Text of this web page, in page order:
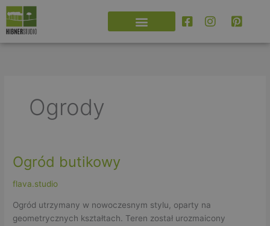
Przejdź
do
treści
Ogrody
Ogród butikowy
flava.studio
Ogród utrzymany w nowoczesnym stylu, oparty na
geometrycznych kształtach. Teren został urozmaicony
Ogród
butikowy